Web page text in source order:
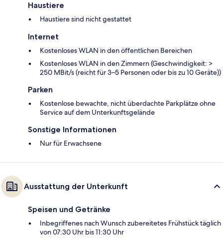
Haustiere
Haustiere sind nicht gestattet
Internet
Kostenloses WLAN in den öffentlichen Bereichen
Kostenloses WLAN in den Zimmern (Geschwindigkeit: >
250 MBit/s (reicht für 3–5 Personen oder bis zu 10 Geräte))
Parken
Kostenlose bewachte, nicht überdachte Parkplätze ohne
Service auf dem Unterkunftsgelände
Sonstige Informationen
Nur für Erwachsene
Ausstattung der Unterkunft
Speisen und Getränke
Inbegriffenes nach Wunsch zubereitetes Frühstück täglich
von 07:30 Uhr bis 11:30 Uhr